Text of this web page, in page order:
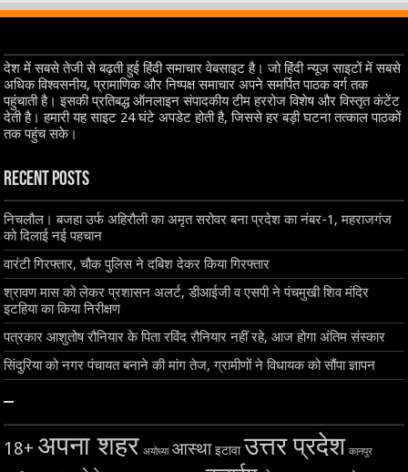
देश में सबसे तेजी से बढ़ती हुई हिंदी समाचार वेबसाइट है। जो हिंदी न्यूज साइटों में सबसे
अधिक विश्वसनीय, प्रामाणिक और निष्पक्ष समाचार अपने समर्पित पाठक वर्ग तक
पहुंचाती है। इसकी प्रतिबद्ध ऑनलाइन संपादकीय टीम हररोज विशेष और विस्तृत कंटेंट
देती है। हमारी यह साइट 24 घंटे अपडेट होती है, जिससे हर बड़ी घटना तत्काल पाठकों
तक पहुंच सके।
Recent Posts
निचलौल। बजहा उर्फ अहिरौली का अमृत सरोवर बना प्रदेश का नंबर-1, महराजगंज
को दिलाई नई पहचान
वारंटी गिरफ्तार, चौक पुलिस ने दबिश देकर किया गिरफ्तार
श्रावण मास को लेकर प्रशासन अलर्ट, डीआईजी व एसपी ने पंचमुखी शिव मंदिर
इटहिया का किया निरीक्षण
पत्रकार आशुतोष रौनियार के पिता रविंद रौनियार नहीं रहे, आज होगा अंतिम संस्कार
सिंदुरिया को नगर पंचायत बनाने की मांग तेज, ग्रामीणों ने विधायक को सौंपा ज्ञापन
–
18+ अपना शहर अयोध्या आस्था इटावा उत्तर प्रदेश कानपुर